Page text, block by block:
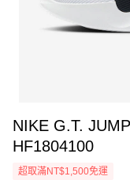
NIKE G.T.
HF1804100
超取滿NT$1,500免運